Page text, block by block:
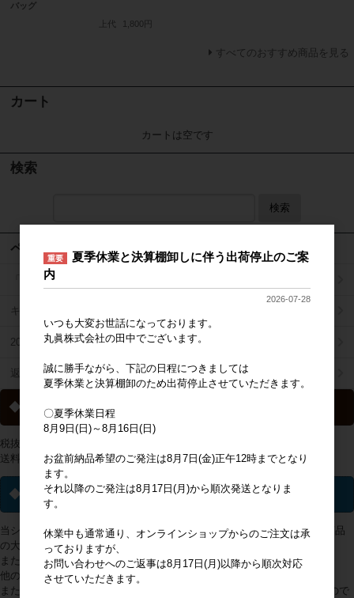
バッグ
上代
1,800円
すべてのおすすめ商品を見る
カート
カートは空です
検索
検索
ページメニュー
「掛け払い決済」のご案内
キャラジャン
2025年秋冬商品リスト
返品特約について
◆ 送料について
税抜2万円以上の購入で送料無料
送料一覧はこちらから
◆ ライセンス商品について
当ショップで取り扱っておりますライセンス(キャラクター・ブランド)商品
の大多数は、販売地域が日本国内に限定されております。
また、アミューズメントへの使用は出来かねます。
他の製品や企業の販売促進、景品等にも使用できません。
また、弊社が商品画面に入力している上代以上での販売ができかねますので
重要
夏季休業と決算棚卸しに伴う出荷停止のご案
内
2026-07-28
いつも大変お世話になっております。
丸眞株式会社の田中でございます。
誠に勝手ながら、下記の日程につきましては
夏季休業と決算棚卸のため出荷停止させていただきます。
〇夏季休業日程
8月9日(日)～8月16日(日)
お盆前納品希望のご発注は8月7日(金)正午12時までとなり
ます。
それ以降のご発注は8月17日(月)から順次発送となりま
す。
休業中も通常通り、オンラインショップからのご注文は承
っておりますが、
お問い合わせへのご返事は8月17日(月)以降から順次対応
させていただきます。